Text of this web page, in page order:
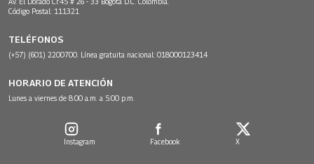
Código Postal: 111321
TELÉFONOS
(+57) (601) 2200700. Línea gratuita nacional: 018000123414
HORARIO DE ATENCIÓN
Lunes a viernes de 8:00 a.m. a 5:00 p.m.
Instagram Facebook X